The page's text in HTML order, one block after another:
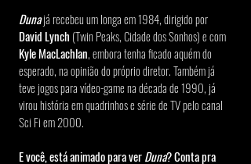
Duna já recebeu um longa em 1984, dirigido por
David Lynch (Twin Peaks, Cidade dos Sonhos) e com
Kyle MacLachlan, embora tenha ficado aquém do
esperado, na opinião do próprio diretor. Também já
teve jogos para vídeo-game na década de 1990, já
virou história em quadrinhos e série de TV pelo canal
Sci Fi em 2000.
E você, está animado para ver Duna? Conta pra